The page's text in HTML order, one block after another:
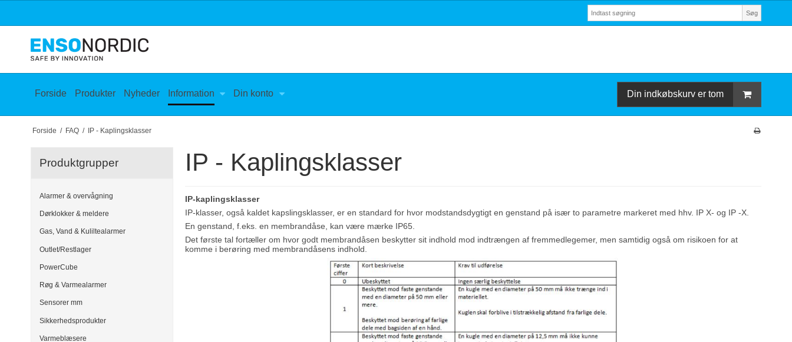
Søg
Forside Produkter Nyheder Information Din konto Din indkøbskurv er tom
Forside / FAQ / IP - Kaplingsklasser
Produktgrupper
Alarmer & overvågning
Dørklokker & meldere
Gas, Vand & Kuliltealarmer
Outlet/Restlager
PowerCube
Røg & Varmealarmer
Sensorer mm
Sikkerhedsprodukter
Varmeblæsere
IP - Kaplingsklasser
IP-kaplingsklasser
IP-klasser, også kaldet kapslingsklasser, er en standard for hvor modstandsdygtigt en genstand på især to parametre markeret med hhv. IP X- og IP -X.
En genstand, f.eks. en membrandåse, kan være mærke IP65.
Det første tal fortæller om hvor godt membrandåsen beskytter sit indhold mod indtrængen af fremmedlegemer, men samtidig også om risikoen for at
komme i berøring med membrandåsens indhold.